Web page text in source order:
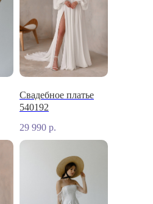
Свадебное платье
540192
29 990 р.